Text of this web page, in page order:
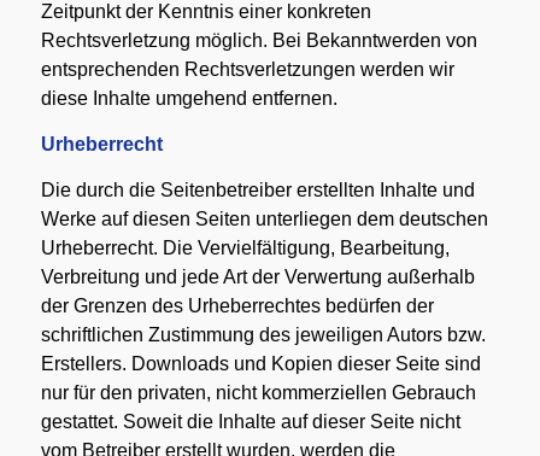
Zeitpunkt der Kenntnis einer konkreten
Rechtsverletzung möglich. Bei Bekanntwerden von
entsprechenden Rechtsverletzungen werden wir
diese Inhalte umgehend entfernen.
Urheberrecht
Die durch die Seitenbetreiber erstellten Inhalte und
Werke auf diesen Seiten unterliegen dem deutschen
Urheberrecht. Die Vervielfältigung, Bearbeitung,
Verbreitung und jede Art der Verwertung außerhalb
der Grenzen des Urheberrechtes bedürfen der
schriftlichen Zustimmung des jeweiligen Autors bzw.
Erstellers. Downloads und Kopien dieser Seite sind
nur für den privaten, nicht kommerziellen Gebrauch
gestattet. Soweit die Inhalte auf dieser Seite nicht
vom Betreiber erstellt wurden, werden die